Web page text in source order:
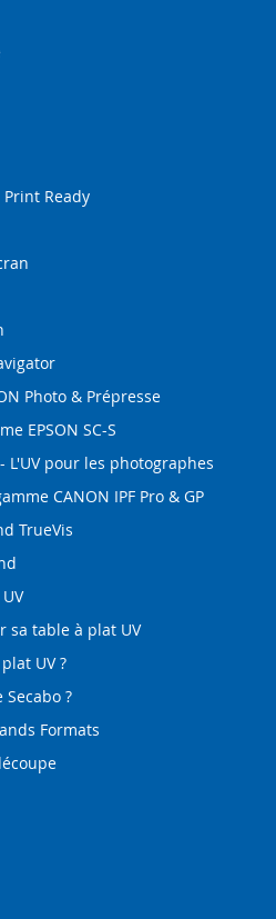
Print Ready
Photo & Prépresse
EPSON SC-S
L'UV pour les photographes
CANON IPF Pro & GP
TrueVis
sa table à plat UV
UV ?
?
Formats